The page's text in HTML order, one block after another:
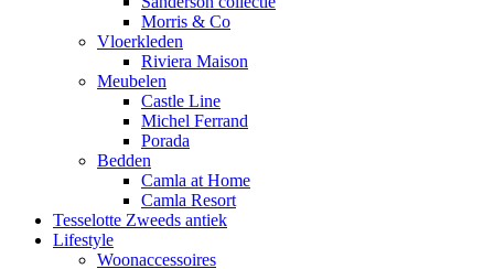
Morris & Co
Vloerkleden
Riviera Maison
Meubelen
Castle Line
Michel Ferrand
Porada
Bedden
Camla at Home
Camla Resort
Tesselotte Zweeds antiek
Lifestyle
Woonaccessoires